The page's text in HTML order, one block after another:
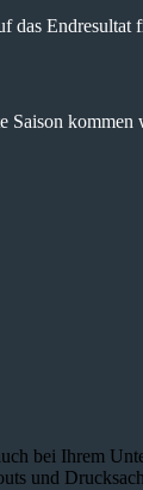
das Endresultat
bei Ihrem
und